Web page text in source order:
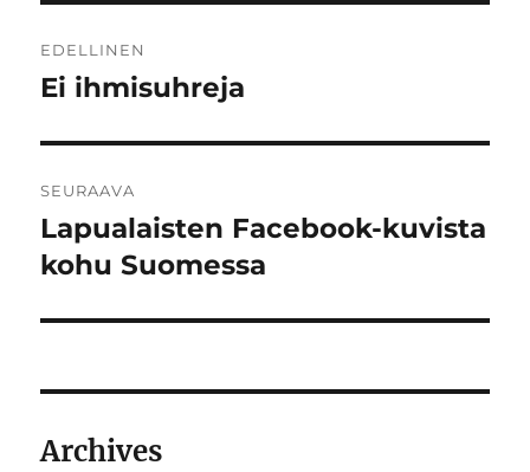
selaus
EDELLINEN
Edellinen
Ei ihmisuhreja
SEURAAVA
Seuraava
artikkeli:
Lapualaisten Facebook-kuvista
kohu Suomessa
Archives